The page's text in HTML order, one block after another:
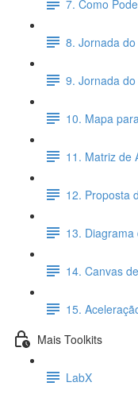
7. Como
8. Jornada
9. Jornada
10. Mapa
11. Matriz de
12. Proposta
13.
14. Canvas
15.
Mais Toolkits
LabX